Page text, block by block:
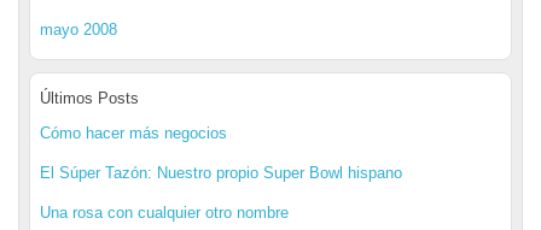
mayo 2008
Últimos Posts
Cómo hacer más negocios
El Súper Tazón: Nuestro propio Super Bowl hispano
Una rosa con cualquier otro nombre